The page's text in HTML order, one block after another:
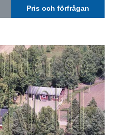
Pris och förfrågan